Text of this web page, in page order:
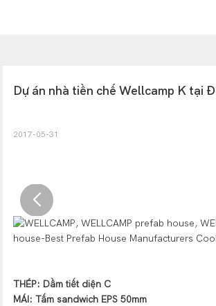
Dự án nhà tiền chế Wellcamp K tại
2017-05-31
THÉP: Dầm tiết diện C
MÁI: Tấm sandwich EPS 50mm